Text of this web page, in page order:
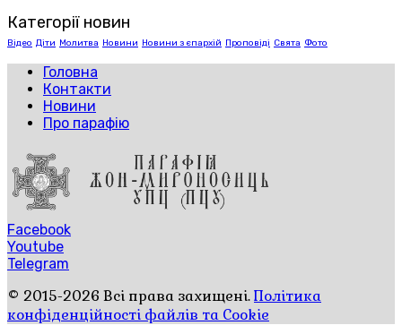
Категорії новин
Відео Діти Молитва Новини Новини з єпархій Проповіді Свята Фото
Головна
Контакти
Новини
Про парафію
Facebook
Youtube
Telegram
© 2015-2026 Всі права захищені.Політика
конфіденційності файлів та Cookie